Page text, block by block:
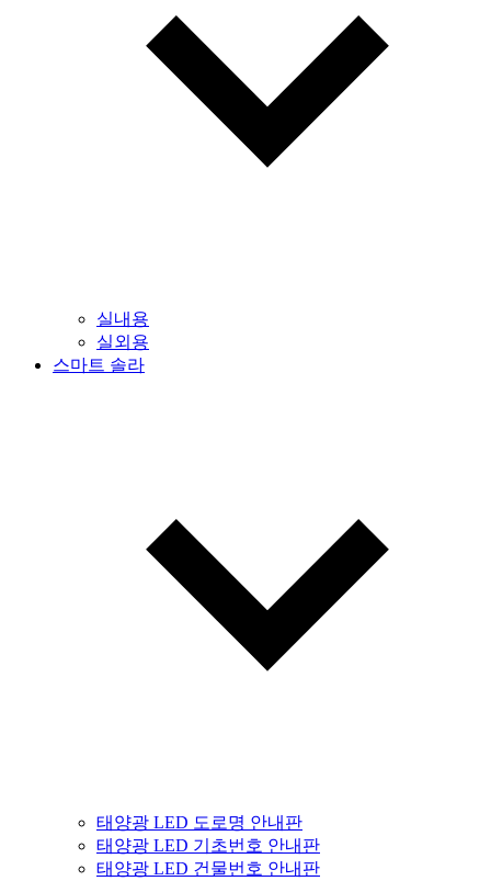
실내용
실외용
스마트 솔라
태양광 LED 도로명 안내판
태양광 LED 기초번호 안내판
태양광 LED 건물번호 안내판